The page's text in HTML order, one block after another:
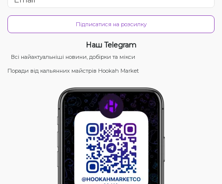
Підписатися на розсилку
Наш Telegram
Всі найактуальніші новини, добірки та мікси
Поради від кальянних майстрів Hookah Market